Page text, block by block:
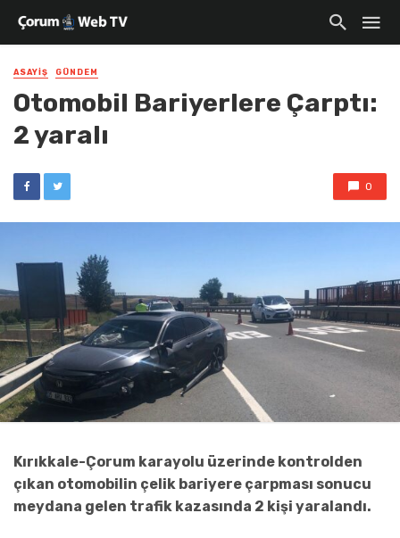
ASAYIŞ GÜNDEM
Otomobil Bariyerlere Çarptı:
2 yaralı
0
Kırıkkale-Çorum karayolu üzerinde kontrolden
çıkan otomobilin çelik bariyere çarpması sonucu
meydana gelen trafik kazasında 2 kişi yaralandı.